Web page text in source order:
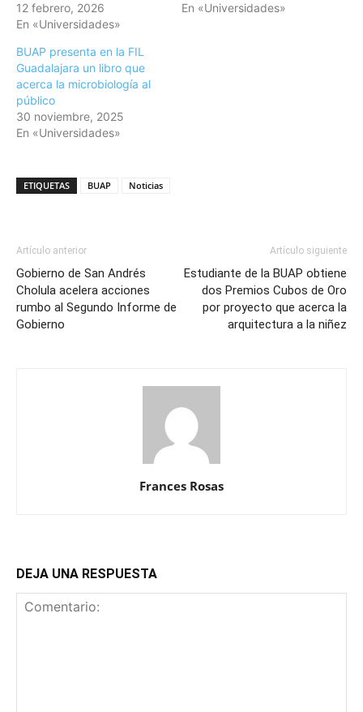
12 febrero, 2026
En «Universidades»
En «Universidades»
BUAP presenta en la FIL
Guadalajara un libro que
acerca la microbiología al
público
30 noviembre, 2025
En «Universidades»
ETIQUETAS BUAP Noticias
Artículo anterior
Gobierno de San Andrés
Cholula acelera acciones
rumbo al Segundo Informe de
Gobierno
Artículo siguiente
Estudiante de la BUAP obtiene
dos Premios Cubos de Oro
por proyecto que acerca la
arquitectura a la niñez
Frances Rosas
DEJA UNA RESPUESTA